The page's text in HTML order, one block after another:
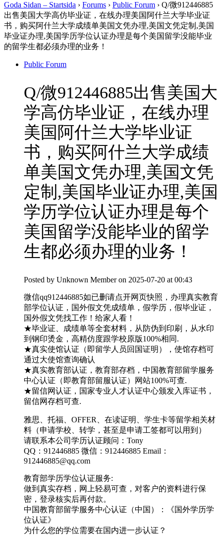
Goda Sidan – Startsida › Forums › Public Forum › Q/微912446885
出售美国大学高仿毕业证，在线办理美国阿什兰大学毕业证
书，购买阿什兰大学成绩单美国文凭办理,美国文凭定制,美国
毕业证办理,美国学历学位认证办理是每个美国留学没能毕业
的留学生都必须办理的业务！
Public Forum
Q/微912446885出售美国大
学高仿毕业证，在线办理
美国阿什兰大学毕业证
书，购买阿什兰大学成绩
单美国文凭办理,美国文凭
定制,美国毕业证办理,美国
学历学位认证办理是每个
美国留学没能毕业的留学
生都必须办理的业务！
Posted by Unknown Member on 2025-07-20 at 00:43
微信qq912446885如已删请点开网页快照，办理真实教育
部学位认证，国外假文凭成绩单，假学历，假毕业证，
国外假文凭找工作！给家人看！
★毕业证、成绩单等全套材料，从防伪到印刷，从水印
到钢印烫金，高精仿度跟学校原版100%相同.
★真实使馆认证（即留学人员回国证明），使馆存档可
通过大使馆查询确认
★真实教育部认证，教育部存档，中国教育部留学服务
中心认证（即教育部留服认证）网站100%可查.
★留信网认证，国家专业人才认证中心颁发入库证书，
留信网存档可查.
雅思、托福、OFFER、在读证明、学生卡等留学相关材
料（申请学校、转学，甚至是申请工签都可以用到）
请联系本公司学历认证顾问：Tony
QQ：912446885 微信：912446885 Email：
912446885@qq.com
教育部学历学位认证服务:
做到真实存档，网上轻易可查，对客户的资料进行保
密，登录核实后再付款。
中国教育部留学服务中心认证（中国）：《国外学历学
位认证》
为什么您的学位需要在国内进一步认证？